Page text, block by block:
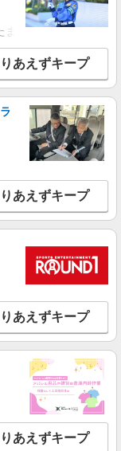
給1,450円×8時間
夜勤手当＋残業代
細を見る
日勤）
支給（規定あり）
務＋残業30h）
細を見る
円以上（残業・休
通費全額支
ク通勤OK
細を見る
品／交代勤務
費全額支給 ※残
準通り） ※深夜帯
ま市岩槻区・久喜市・
あえずキープ
あえずキープ
あえずキープ
あえずキープ